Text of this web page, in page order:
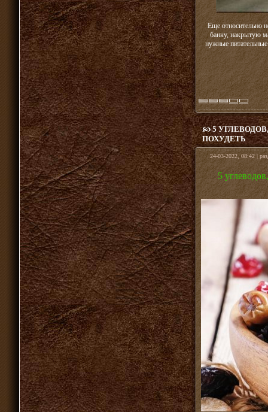
Еще относительно
банку, накрытую
нужные питательные
5
ПОХУДЕТЬ
24-03-2022, 08:42 |
5